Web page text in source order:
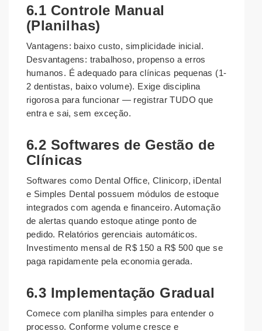
6.1 Controle Manual
(Planilhas)
Vantagens: baixo custo, simplicidade inicial.
Desvantagens: trabalhoso, propenso a erros
humanos. É adequado para clínicas pequenas (1-
2 dentistas, baixo volume). Exige disciplina
rigorosa para funcionar — registrar TUDO que
entra e sai, sem exceção.
6.2 Softwares de Gestão de
Clínicas
Softwares como Dental Office, Clinicorp, iDental
e Simples Dental possuem módulos de estoque
integrados com agenda e financeiro. Automação
de alertas quando estoque atinge ponto de
pedido. Relatórios gerenciais automáticos.
Investimento mensal de R$ 150 a R$ 500 que se
paga rapidamente pela economia gerada.
6.3 Implementação Gradual
Comece com planilha simples para entender o
processo. Conforme volume cresce e